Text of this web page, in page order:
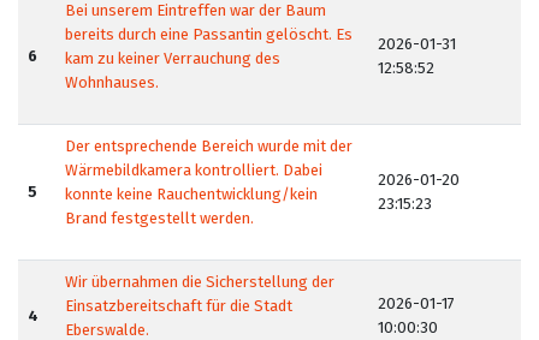
6
Bei unserem Eintreffen war der Baum
bereits durch eine Passantin gelöscht. Es
kam zu keiner Verrauchung des
Wohnhauses.
2026-01-31
12:58:52
5
Der entsprechende Bereich wurde mit der
Wärmebildkamera kontrolliert. Dabei
konnte keine Rauchentwicklung/kein
Brand festgestellt werden.
2026-01-20
23:15:23
4
Wir übernahmen die Sicherstellung der
Einsatzbereitschaft für die Stadt
Eberswalde.
2026-01-17
10:00:30